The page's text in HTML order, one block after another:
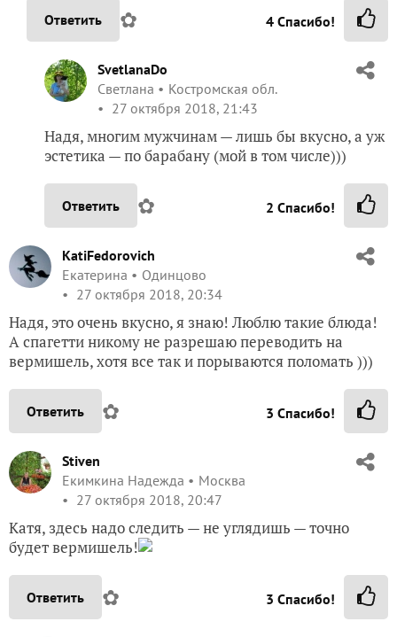
Ответить ✿ 4 Спасибо!
SvetlanaDo
Светлана
Костромская обл.
27 октября 2018, 21:43
Надя, многим мужчинам — лишь бы вкусно, а уж
эстетика — по барабану (мой в том числе)))
Ответить ✿ 2 Спасибо!
KatiFedorovich
Екатерина
Одинцово
27 октября 2018, 20:34
Надя, это очень вкусно, я знаю! Люблю такие блюда!
А спагетти никому не разрешаю переводить на
вермишель, хотя все так и порываются поломать )))
Ответить ✿ 3 Спасибо!
Stiven
Екимкина Надежда
Москва
27 октября 2018, 20:47
Катя, здесь надо следить — не углядишь — точно
будет вермишель!
Ответить ✿ 3 Спасибо!